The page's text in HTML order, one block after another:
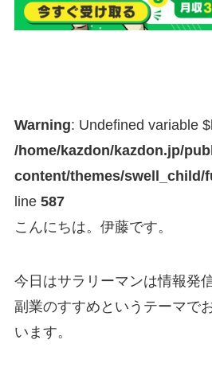
Warning: Undefined variable
/home/kazdon/kazdon.jp/
content/themes/swell_child/
line 587
こんにちは。伊藤です。
今日はサラリーマンは情報発
副業のすすめというテーマで
います。